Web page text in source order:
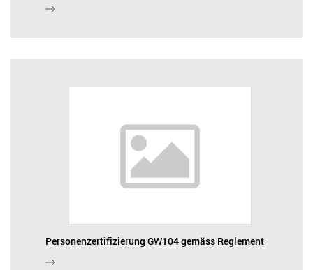
Personenzertifizierung GW104 gemäss Reglement